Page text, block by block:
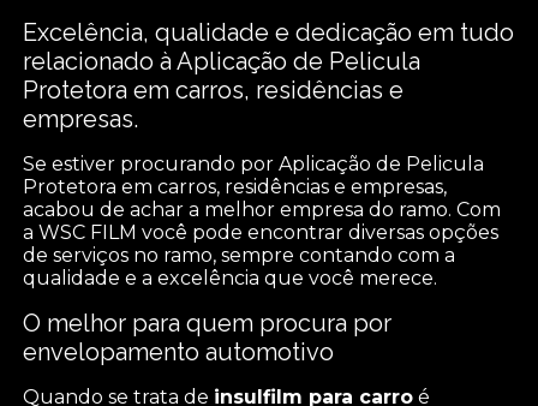
Excelência, qualidade e dedicação em tudo
relacionado à Aplicação de Pelicula
Protetora em carros, residências e
empresas.
Se estiver procurando por Aplicação de Pelicula
Protetora em carros, residências e empresas,
acabou de achar a melhor empresa do ramo. Com
a WSC FILM você pode encontrar diversas opções
de serviços no ramo, sempre contando com a
qualidade e a excelência que você merece.
O melhor para quem procura por
envelopamento automotivo
Quando se trata de insulfilm para carro é